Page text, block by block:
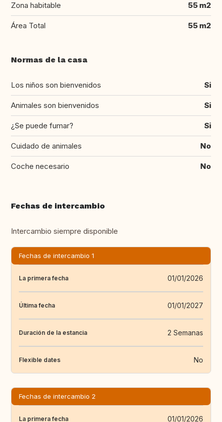
Zona habitable 55 m2
Área Total 55 m2
Normas de la casa
Los niños son bienvenidos Si
Animales son bienvenidos Si
¿Se puede fumar? Si
Cuidado de animales No
Coche necesario No
Fechas de intercambio
Intercambio siempre disponible
Fechas de intercambio 1
La primera fecha 01/01/2026
Última fecha 01/01/2027
Duración de la estancia 2 Semanas
Flexible dates No
Fechas de intercambio 2
La primera fecha 01/01/2026